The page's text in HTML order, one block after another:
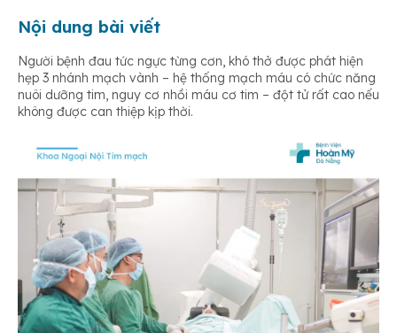
Nội dung bài viết
Người bệnh đau tức ngực từng cơn, khó thở được phát hiện
hẹp 3 nhánh mạch vành – hệ thống mạch máu có chức năng
nuôi dưỡng tim, nguy cơ nhồi máu cơ tim – đột tử rất cao nếu
không được can thiệp kịp thời.